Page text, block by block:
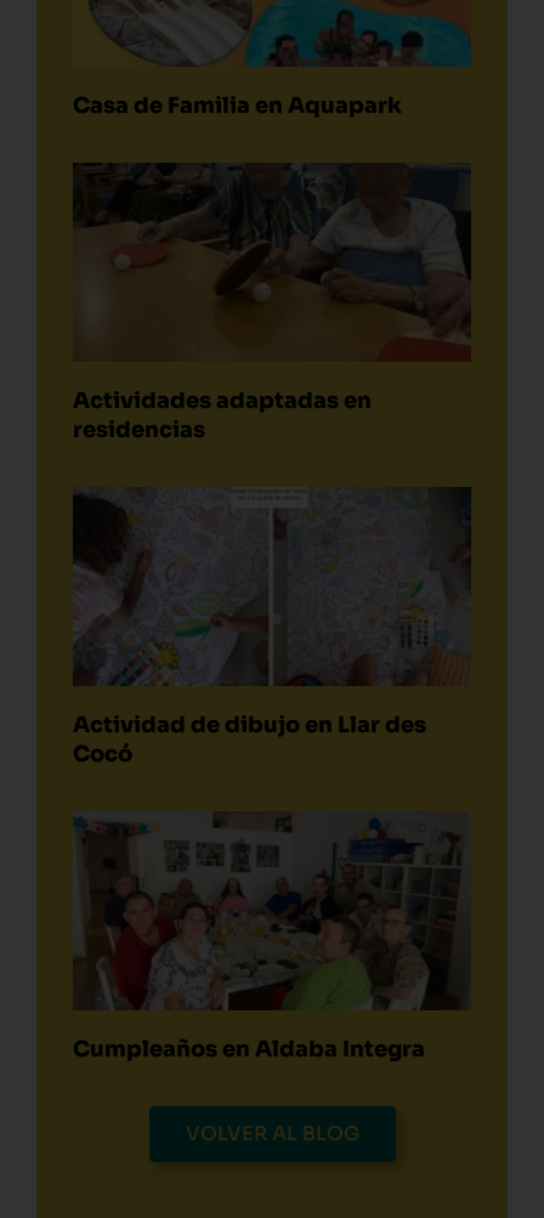
Casa de Familia en Aquapark
Actividades adaptadas en
residencias
Actividad de dibujo en Llar des
Cocó
Cumpleaños en Aldaba Integra
VOLVER AL BLOG